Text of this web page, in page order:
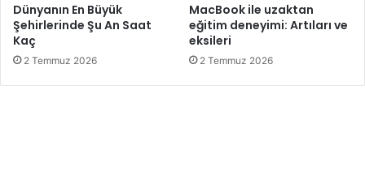
Dünyanın En Büyük
Şehirlerinde Şu An Saat
Kaç
2 Temmuz 2026
MacBook ile uzaktan
eğitim deneyimi: Artıları ve
eksileri
2 Temmuz 2026